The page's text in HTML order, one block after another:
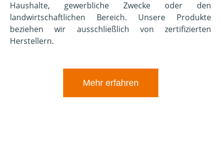
Haushalte, gewerbliche Zwecke oder den
landwirtschaftlichen Bereich. Unsere Produkte
beziehen wir ausschließlich von zertifizierten
Herstellern.
Mehr erfahren